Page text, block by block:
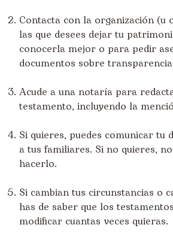
Contacta con la organización (u
las que desees dejar tu
conocerla mejor o para pedir
documentos sobre
Acude a una notaría para
testamento, incluyendo la
Si quieres, puedes comunicar tu
a tus familiares. Si no quieres,
hacerlo.
Si cambian tus circunstancias o
has de saber que los
modificar cuantas veces quieras.